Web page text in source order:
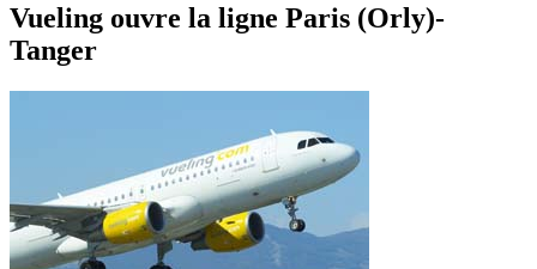
Vueling ouvre la ligne Paris (Orly)-
Tanger